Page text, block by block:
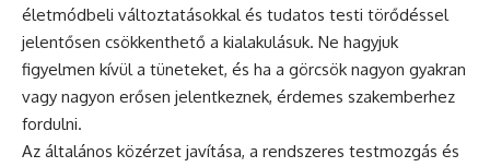
életmódbeli változtatásokkal és tudatos testi törődéssel
jelentősen csökkenthető a kialakulásuk. Ne hagyjuk
figyelmen kívül a tüneteket, és ha a görcsök nagyon gyakran
vagy nagyon erősen jelentkeznek, érdemes szakemberhez
fordulni.
Az általános közérzet javítása, a rendszeres testmozgás és